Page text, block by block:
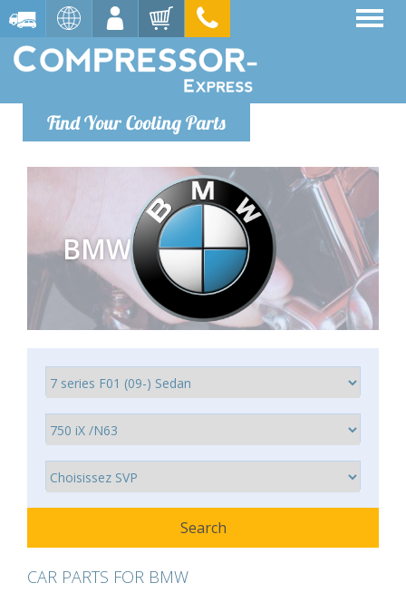
Find Your Cooling Parts
BMW
CAR PARTS FOR BMW